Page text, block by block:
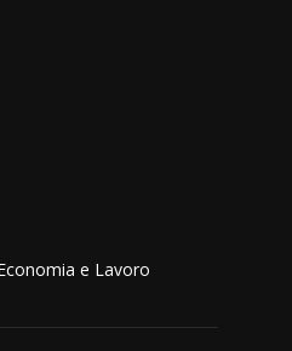
e Lavoro